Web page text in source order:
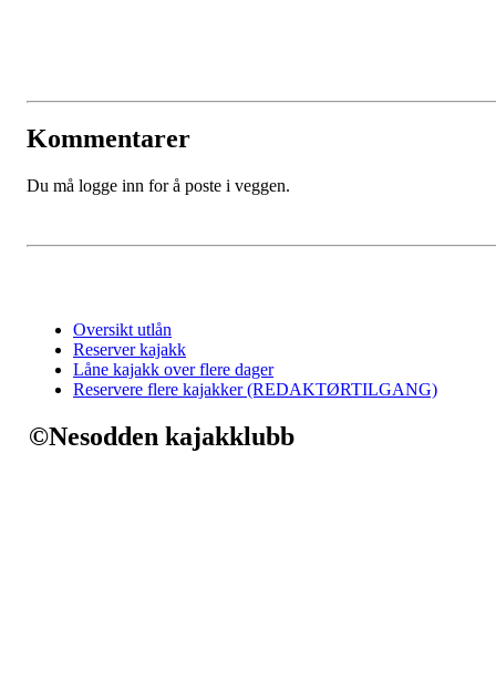
Kommentarer
Du må logge inn for å poste i veggen.
Oversikt utlån
Reserver kajakk
Låne kajakk over flere dager
Reservere flere kajakker (REDAKTØRTILGANG)
©Nesodden kajakklubb